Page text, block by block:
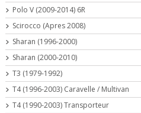
Polo V (2009-2014) 6R
Scirocco (Apres 2008)
Sharan (1996-2000)
Sharan (2000-2010)
T3 (1979-1992)
T4 (1996-2003) Caravelle / Multivan
T4 (1990-2003) Transporteur